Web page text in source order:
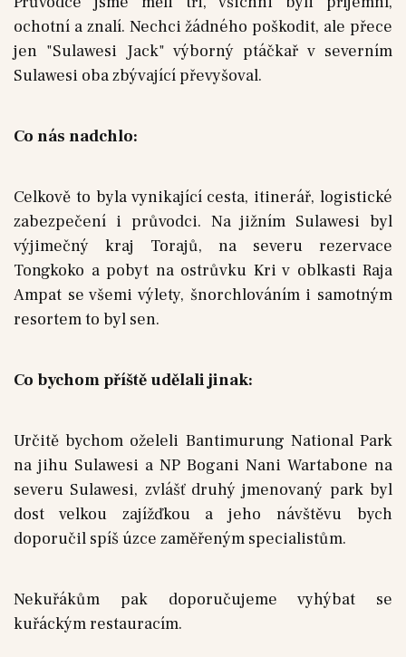
ochotní a znalí. Nechci žádného poškodit, ale přece
jen "Sulawesi Jack" výborný ptáčkař v severním
Sulawesi oba zbývající převyšoval.
Co nás nadchlo:
Celkově to byla vynikající cesta, itinerář, logistické
zabezpečení i průvodci. Na jižním Sulawesi byl
výjimečný kraj Torajů, na severu rezervace
Tongkoko a pobyt na ostrůvku Kri v oblkasti Raja
Ampat se všemi výlety, šnorchlováním i samotným
resortem to byl sen.
Co bychom příště udělali jinak:
Určitě bychom oželeli Bantimurung National Park
na jihu Sulawesi a NP Bogani Nani Wartabone na
severu Sulawesi, zvlášť druhý jmenovaný park byl
dost velkou zajížďkou a jeho návštěvu bych
doporučil spíš úzce zaměřeným specialistům.
Nekuřákům pak doporučujeme vyhýbat se
kuřáckým restauracím.